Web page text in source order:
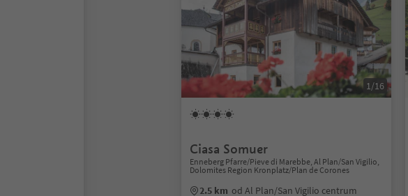
1/16
Ciasa Somuer
Enneberg Pfarre/Pieve di Marebbe, Al Plan/San Vigilio,
Dolomites Region Kronplatz/Plan de Corones
2.5 km od Al Plan/San Vigilio centrum